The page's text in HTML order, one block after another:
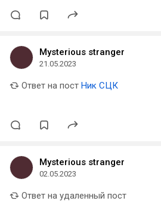
Mysterious stranger
21.05.2023
Ответ на пост Ник СЦК
Mysterious stranger
02.05.2023
Ответ на удаленный пост